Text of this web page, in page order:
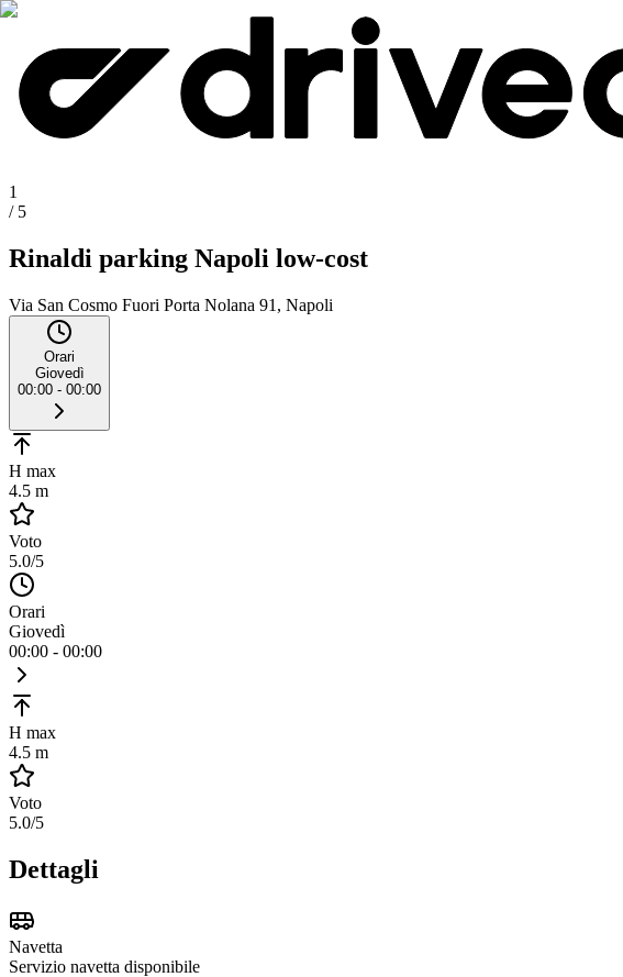
1
/ 5
Rinaldi parking Napoli low-cost
Via San Cosmo Fuori Porta Nolana 91, Napoli
Orari
Giovedì
00:00 - 00:00
H max
4.5 m
Voto
5.0/5
Orari
Giovedì
00:00 - 00:00
H max
4.5 m
Voto
5.0/5
Dettagli
Navetta
Servizio navetta disponibile